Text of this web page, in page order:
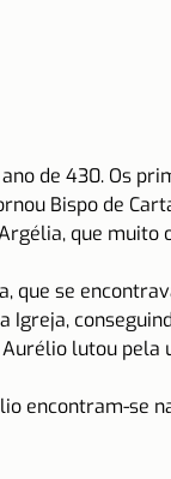
de 430. Os
Bispo de
que
que se
lutou pela
encontram-se